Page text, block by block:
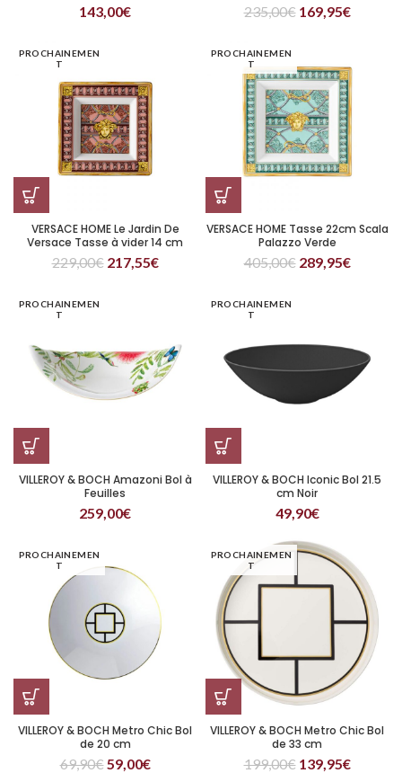
143,00€ 235,00€ 169,95€
PROCHAINEMEN
T
VERSACE HOME Le Jardin De
Versace Tasse à vider 14 cm
229,00€ 217,55€
PROCHAINEMEN
T
VERSACE HOME Tasse 22cm Scala
Palazzo Verde
405,00€ 289,95€
PROCHAINEMEN
T
VILLEROY & BOCH Amazoni Bol à
Feuilles
259,00€
PROCHAINEMEN
T
VILLEROY & BOCH Iconic Bol 21.5
cm Noir
49,90€
PROCHAINEMEN
T
VILLEROY & BOCH Metro Chic Bol
de 20 cm
69,90€59,00€
PROCHAINEMEN
T
VILLEROY & BOCH Metro Chic Bol
de 33 cm
199,00€ 139,95€